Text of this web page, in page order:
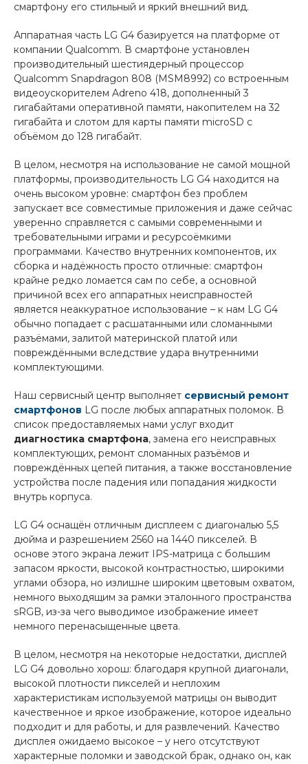
смартфону его стильный и яркий внешний вид.
Аппаратная часть LG G4 базируется на платформе от
компании Qualcomm. В смартфоне установлен
производительный шестиядерный процессор
Qualcomm Snapdragon 808 (MSM8992) со встроенным
видеоускорителем Adreno 418, дополненный 3
гигабайтами оперативной памяти, накопителем на 32
гигабайта и слотом для карты памяти microSD с
объёмом до 128 гигабайт.
В целом, несмотря на использование не самой мощной
платформы, производительность LG G4 находится на
очень высоком уровне: смартфон без проблем
запускает все совместимые приложения и даже сейчас
уверенно справляется с самыми современными и
требовательными играми и ресурсоёмкими
программами. Качество внутренних компонентов, их
сборка и надёжность просто отличные: смартфон
крайне редко ломается сам по себе, а основной
причиной всех его аппаратных неисправностей
является неаккуратное использование – к нам LG G4
обычно попадает с расшатанными или сломанными
разъёмами, залитой материнской платой или
повреждёнными вследствие удара внутренними
комплектующими.
Наш сервисный центр выполняет сервисный ремонт
смартфонов LG после любых аппаратных поломок. В
список предоставляемых нами услуг входит
диагностика смартфона, замена его неисправных
комплектующих, ремонт сломанных разъёмов и
повреждённых цепей питания, а также восстановление
устройства после падения или попадания жидкости
внутрь корпуса.
LG G4 оснащён отличным дисплеем с диагональю 5,5
дюйма и разрешением 2560 на 1440 пикселей. В
основе этого экрана лежит IPS-матрица с большим
запасом яркости, высокой контрастностью, широкими
углами обзора, но излишне широким цветовым охватом,
немного выходящим за рамки эталонного пространства
sRGB, из-за чего выводимое изображение имеет
немного перенасыщенные цвета.
В целом, несмотря на некоторые недостатки, дисплей
LG G4 довольно хорош: благодаря крупной диагонали,
высокой плотности пикселей и неплохим
характеристикам используемой матрицы он выводит
качественное и яркое изображение, которое идеально
подходит и для работы, и для развлечений. Качество
дисплея ожидаемо высокое – у него отсутствуют
характерные поломки и заводской брак, однако он, как